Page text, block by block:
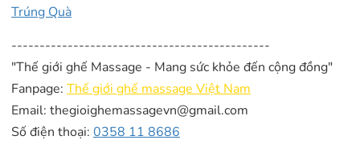
Trúng Quà
----------------------------------------------
"Thế giới ghế Massage - Mang sức khỏe đến cộng đồng"
Fanpage: Thế giới ghế massage Việt Nam
Email: thegioighemassagevn@gmail.com
Số điện thoại: 0358 11 8686